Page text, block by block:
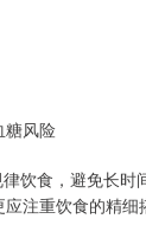
糖风险
饮食，避免长
注重饮食的精细